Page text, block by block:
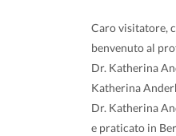
Caro visitatore,
benvenuto al
Dr. Katherina
Katherina
Dr. Katherina
e praticato in